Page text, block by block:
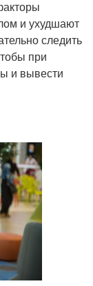
и ухудшают
следить
при
и вывести